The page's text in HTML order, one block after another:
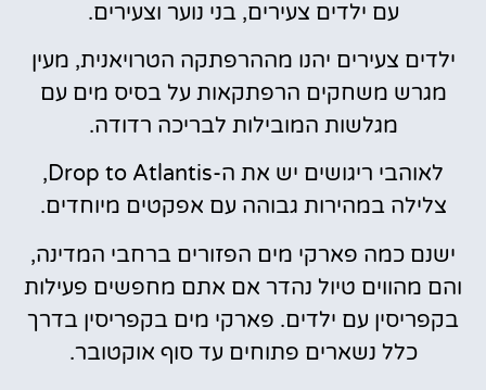
עם ילדים צעירים, בני נוער וצעירים.
ילדים צעירים יהנו מההרפתקה הטרויאנית, מעין
מגרש משחקים הרפתקאות על בסיס מים עם
מגלשות המובילות לבריכה רדודה.
לאוהבי ריגושים יש את ה-Drop to Atlantis,
צלילה במהירות גבוהה עם אפקטים מיוחדים.
ישנם כמה פארקי מים הפזורים ברחבי המדינה,
והם מהווים טיול נהדר אם אתם מחפשים פעילות
בקפריסין עם ילדים. פארקי מים בקפריסין בדרך
כלל נשארים פתוחים עד סוף אוקטובר.